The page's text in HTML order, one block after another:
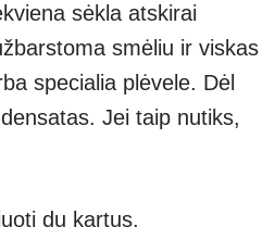
sėkla atskirai
smėliu ir viskas
specialia plėvele. Dėl
Jei taip nutiks,
du kartus.